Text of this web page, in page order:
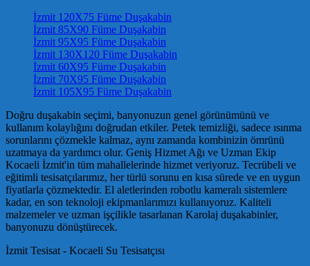
İzmit 120X75 Füme Duşakabin
İzmit 85X90 Füme Duşakabin
İzmit 95X95 Füme Duşakabin
İzmit 130X120 Füme Duşakabin
İzmit 60X95 Füme Duşakabin
İzmit 70X95 Füme Duşakabin
İzmit 105X95 Füme Duşakabin
Doğru duşakabin seçimi, banyonuzun genel görünümünü ve
kullanım kolaylığını doğrudan etkiler. Petek temizliği, sadece ısınma
sorunlarını çözmekle kalmaz, aynı zamanda kombinizin ömrünü
uzatmaya da yardımcı olur. Geniş Hizmet Ağı ve Uzman Ekip
Kocaeli İzmit'in tüm mahallelerinde hizmet veriyoruz. Tecrübeli ve
eğitimli tesisatçılarımız, her türlü sorunu en kısa sürede ve en uygun
fiyatlarla çözmektedir. El aletlerinden robotlu kameralı sistemlere
kadar, en son teknoloji ekipmanlarımızı kullanıyoruz. Kaliteli
malzemeler ve uzman işçilikle tasarlanan Karolaj duşakabinler,
banyonuzu dönüştürecek.
İzmit Tesisat - Kocaeli Su Tesisatçısı